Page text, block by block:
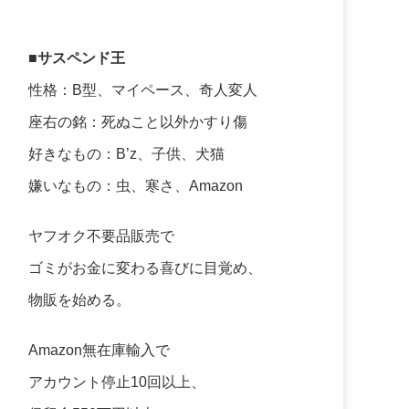
■サスペンド王
性格：B型、マイペース、奇人変人
座右の銘：死ぬこと以外かすり傷
好きなもの：B’z、子供、犬猫
嫌いなもの：虫、寒さ、Amazon
ヤフオク不要品販売で
ゴミがお金に変わる喜びに目覚め、
物販を始める。
Amazon無在庫輸入で
アカウント停止10回以上、